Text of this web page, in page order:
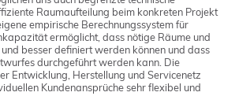
Raumaufteilung beim konkreten Projekt
empirische Berechnungssystem für
ermöglicht, dass nötige Räume und
besser definiert werden können und dass
durchgeführt werden kann. Die
Entwicklung, Herstellung und Servicenetz
Kundenansprüche sehr flexibel und